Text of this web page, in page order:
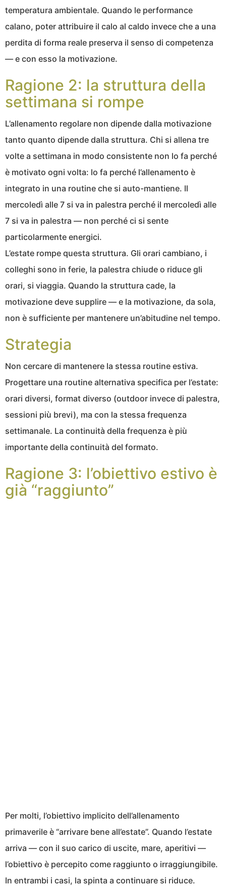
temperatura ambientale. Quando le performance
calano, poter attribuire il calo al caldo invece che a una
perdita di forma reale preserva il senso di competenza
— e con esso la motivazione.
Ragione 2: la struttura della
settimana si rompe
L’allenamento regolare non dipende dalla motivazione
tanto quanto dipende dalla struttura. Chi si allena tre
volte a settimana in modo consistente non lo fa perché
è motivato ogni volta: lo fa perché l’allenamento è
integrato in una routine che si auto-mantiene. Il
mercoledì alle 7 si va in palestra perché il mercoledì alle
7 si va in palestra — non perché ci si sente
particolarmente energici.
L’estate rompe questa struttura. Gli orari cambiano, i
colleghi sono in ferie, la palestra chiude o riduce gli
orari, si viaggia. Quando la struttura cade, la
motivazione deve supplire — e la motivazione, da sola,
non è sufficiente per mantenere un’abitudine nel tempo.
Strategia
Non cercare di mantenere la stessa routine estiva.
Progettare una routine alternativa specifica per l’estate:
orari diversi, format diverso (outdoor invece di palestra,
sessioni più brevi), ma con la stessa frequenza
settimanale. La continuità della frequenza è più
importante della continuità del formato.
Ragione 3: l’obiettivo estivo è
già “raggiunto”
Per molti, l’obiettivo implicito dell’allenamento
primaverile è “arrivare bene all’estate”. Quando l’estate
arriva — con il suo carico di uscite, mare, aperitivi —
l’obiettivo è percepito come raggiunto o irraggiungibile.
In entrambi i casi, la spinta a continuare si riduce.